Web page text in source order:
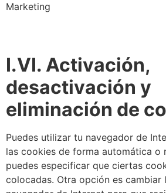
Marketing
I.VI. Activación,
desactivación y
eliminación de
Puedes utilizar tu navegador de
las cookies de forma automática o
puedes especificar que ciertas
colocadas. Otra opción es cambiar